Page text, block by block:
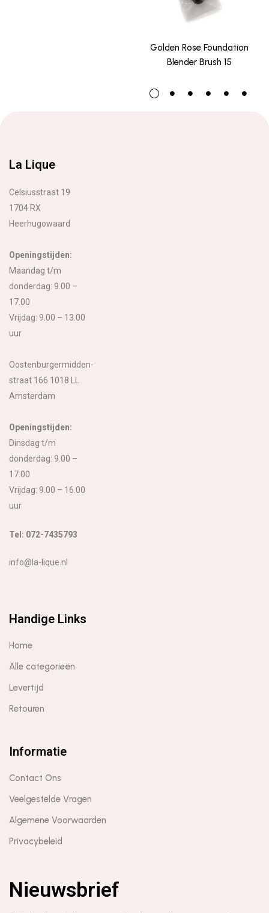
Golden Rose Foundation
Blender Brush 15
La Lique
Celsiusstraat 19
1704 RX
Heerhugowaard
Openingstijden:
Maandag t/m
donderdag: 9.00 –
17.00
Vrijdag: 9.00 – 13.00
uur
Oostenburgermidden-
straat 166 1018 LL
Amsterdam
Openingstijden:
Dinsdag t/m
donderdag: 9.00 –
17.00
Vrijdag: 9.00 – 16.00
uur
Tel: 072-7435793
info@la-lique.nl
Handige Links
Home
Alle categorieën
Levertijd
Retouren
Informatie
Contact Ons
Veelgestelde Vragen
Algemene Voorwaarden
Privacybeleid
Nieuwsbrief